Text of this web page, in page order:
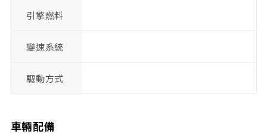
引擎燃料
變速系統
驅動方式
車輛配備